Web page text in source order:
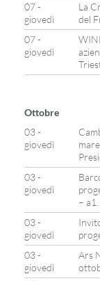
07 -
giovedì
La
del
07 -
giovedì
Ottobre
03 -
giovedì
03 -
giovedì
–
03 -
giovedì
03 -
giovedì
Ars